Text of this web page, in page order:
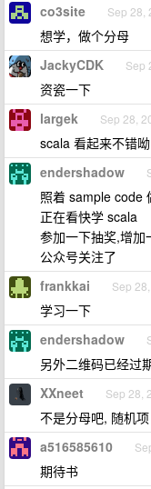
co3site Sep 28,
想学，做个分母
JackyCDK Sep
资瓷一下
largek Sep 28,
scala 看起来不错呦
endershadow
照着 sample code
正在看快学 scala
参加一下抽奖,增加
公众号关注了
frankkai Sep
学习一下
endershadow
另外二维码已经过
XXneet Sep 28,
不是分母吧, 随机项
a516585610
期待书